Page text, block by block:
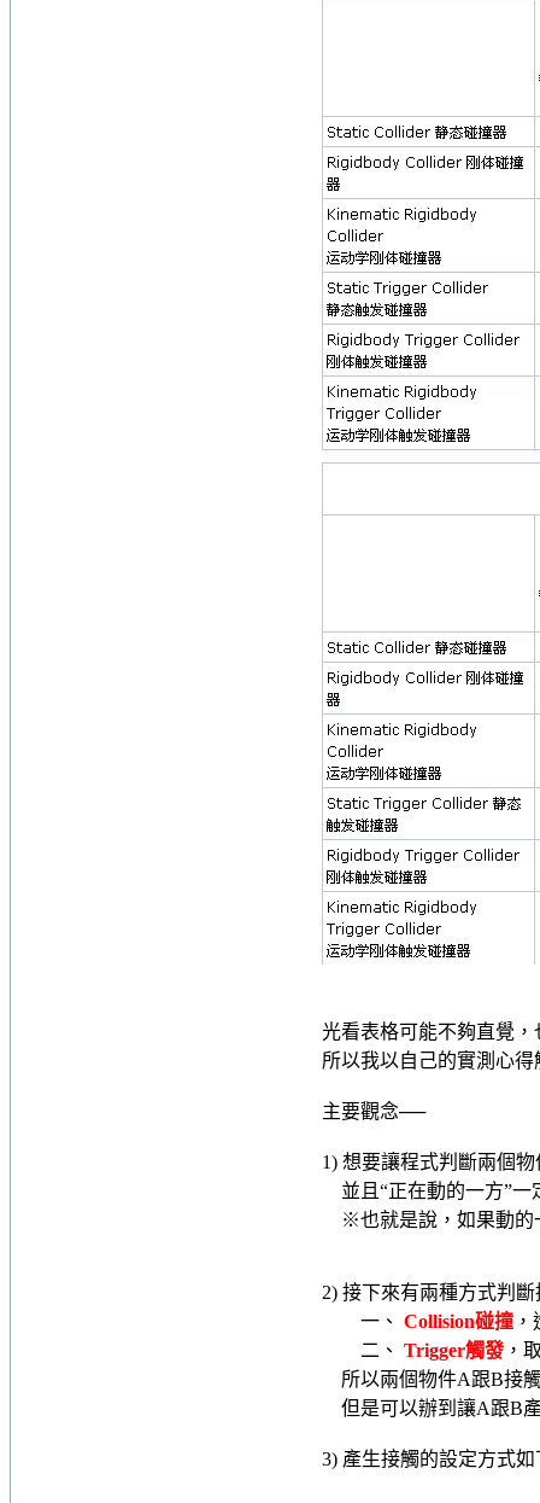
光看表格可能不夠直覺
所以我以自己的實測心得
主要觀念──
1) 想要讓程式判斷兩個
並且“正在動的一方”一
※也就是說，如果動的
2) 接下來有兩種方式判
一、 Collision碰撞
二、 Trigger觸發 ，
所以兩個物件A跟B接
但是可以辦到讓A跟B
3) 產生接觸的設定方式